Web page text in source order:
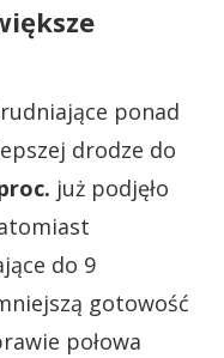
ponad
drodze do
już podjęło
do 9
gotowość
połowa